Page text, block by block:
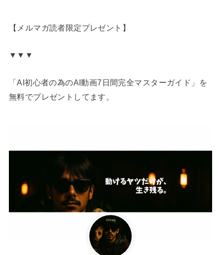
【メルマガ読者限定プレゼント】
▼▼▼
「AI初心者の為のAI動画7日間完全マスターガイド」を
無料でプレゼントしてます。